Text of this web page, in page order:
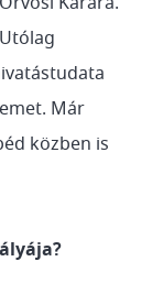
Már
közben is